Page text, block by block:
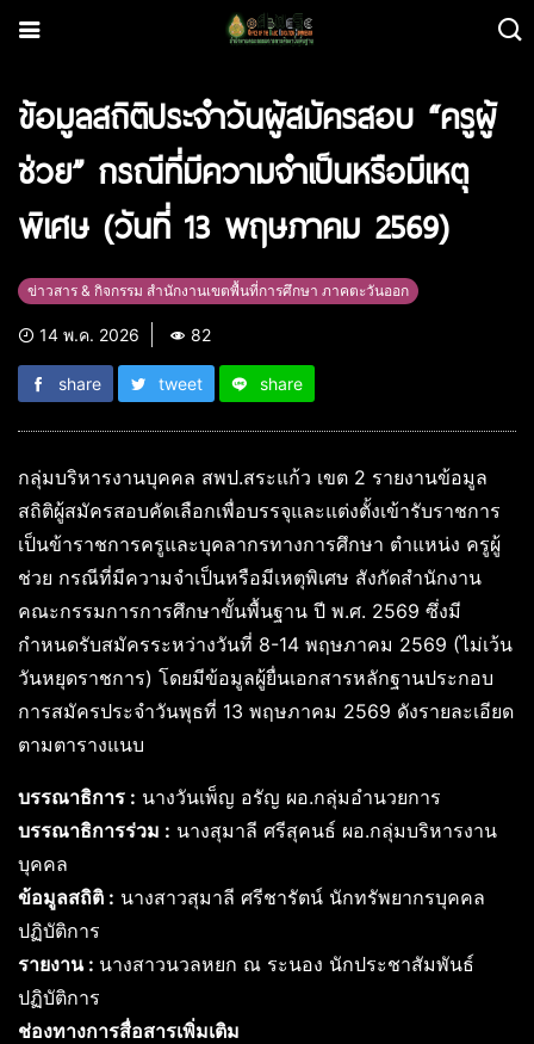
ข้อมูลสถิติประจำวันผู้สมัครสอบ “ครูผู้
ช่วย” กรณีที่มีความจำเป็นหรือมีเหตุ
พิเศษ (วันที่ 13 พฤษภาคม 2569)
ข่าวสาร & กิจกรรม สำนักงานเขตพื้นที่การศึกษา ภาคตะวันออก
14 พ.ค. 2026 82
share tweet share
กลุ่มบริหารงานบุคคล สพป.สระแก้ว เขต 2 รายงานข้อมูล
สถิติผู้สมัครสอบคัดเลือกเพื่อบรรจุและแต่งตั้งเข้ารับราชการ
เป็นข้าราชการครูและบุคลากรทางการศึกษา ตำแหน่ง ครูผู้
ช่วย กรณีที่มีความจำเป็นหรือมีเหตุพิเศษ สังกัดสำนักงาน
คณะกรรมการการศึกษาขั้นพื้นฐาน ปี พ.ศ. 2569 ซึ่งมี
กำหนดรับสมัครระหว่างวันที่ 8-14 พฤษภาคม 2569 (ไม่เว้น
วันหยุดราชการ) โดยมีข้อมูลผู้ยื่นเอกสารหลักฐานประกอบ
การสมัครประจำวันพุธที่ 13 พฤษภาคม 2569 ดังรายละเอียด
ตามตารางแนบ
บรรณาธิการ : นางวันเพ็ญ อรัญ ผอ.กลุ่มอำนวยการ
บรรณาธิการร่วม : นางสุมาลี ศรีสุคนธ์ ผอ.กลุ่มบริหารงาน
บุคคล
ข้อมูลสถิติ : นางสาวสุมาลี ศรีชารัตน์ นักทรัพยากรบุคคล
ปฏิบัติการ
รายงาน : นางสาวนวลหยก ณ ระนอง นักประชาสัมพันธ์
ปฏิบัติการ
ช่องทางการสื่อสารเพิ่มเติม